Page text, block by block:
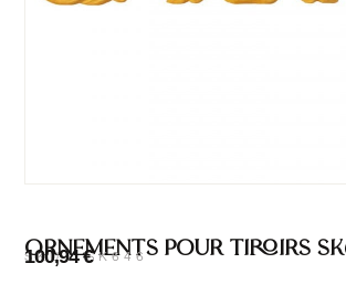
Ornements pour tiroirs
SKU : SK646
100,94€